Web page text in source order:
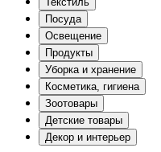
Посуда
Освещение
Продукты
Уборка и хранение
Косметика, гигиена
Зоотовары
Детские товары
Декор и интерьер